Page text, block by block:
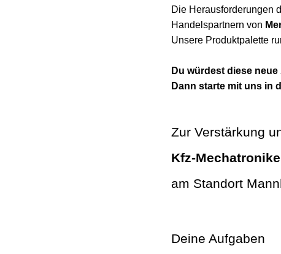
Die Herausforderungen
Handelspartnern von
Unsere Produktpalette
Du würdest diese
Dann starte mit uns in
Zur Verstärkung
Kfz-
am Standort
Deine Aufgaben